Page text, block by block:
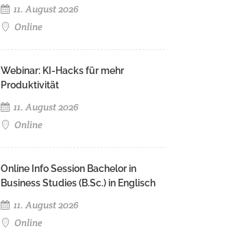
11. August 2026
Online
Webinar: KI-Hacks für mehr
Produktivität
11. August 2026
Online
Online Info Session Bachelor in
Business Studies (B.Sc.) in Englisch
11. August 2026
Online